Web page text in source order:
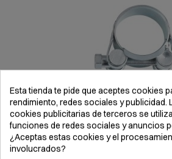
ABRAZADERA DE GRAN PRESIÓN
Esta tienda te pide que aceptes cookies
rendimiento, redes sociales y publicidad.
cookies publicitarias de terceros se
funciones de redes sociales y anuncios
¿Aceptas estas cookies y el
involucrados?